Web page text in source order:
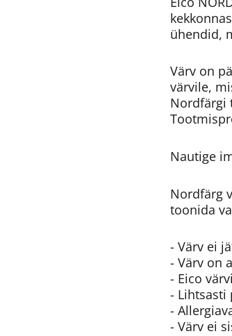
ühendid,
Värv on
värvile,
Nordfärgi
Nautige
Nordfärg
toonida
- Värv ei
- Värv on
- Eico
- Lihtsasti
-
- Värv ei